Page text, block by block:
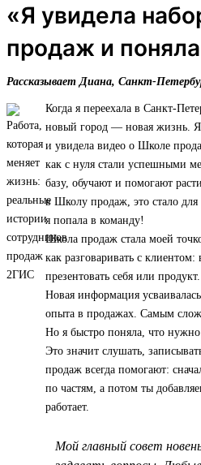
«Я увидела
продаж и
Рассказывает Диана, Санкт-
Когда я переехала в Санкт-
новый город — новая жизнь. Я
и увидела видео о Школе
как с нуля стали успешными
базу, обучают и помогают
в Школу продаж, это стало
я попала в команду!
Школа продаж стала моей
как разговаривать с клиентом:
презентовать себя или
Новая информация
опыта в продажах. Самым
Но я быстро поняла, что нужно
Это значит слушать,
продаж всегда помогают:
по частям, а потом ты
работает.
Мой главный совет